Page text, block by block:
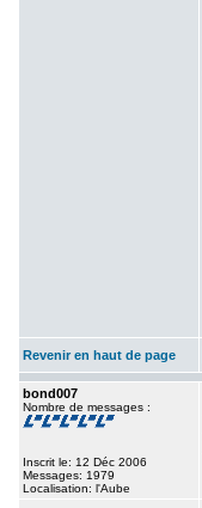
Revenir en haut de page
bond007
Nombre de messages :
Inscrit le: 12 Déc 2006
Messages: 1979
Localisation: l'Aube